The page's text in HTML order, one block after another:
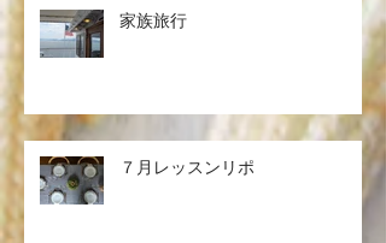
家族旅行
７月レッスンリポ